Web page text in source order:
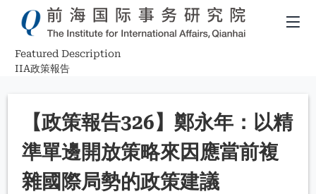
導
連
結
Featured Description
IIA政策報告
【政策報告326】鄭永年：以精
準單邊開放策略來因應當前複
雜國際局勢的政策建議